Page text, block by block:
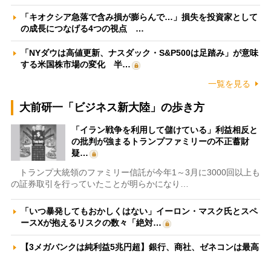
「キオクシア急落で含み損が膨らんで…」損失を投資家として
の成長につなげる4つの視点 …
「NYダウは高値更新、ナスダック・S&P500は足踏み」が意味
する米国株市場の変化 半…
一覧を見る
大前研一「ビジネス新大陸」の歩き方
「イラン戦争を利用して儲けている」利益相反と
の批判が強まるトランプファミリーの不正蓄財
疑…
トランプ大統領のファミリー信託が今年1～3月に3000回以上も
の証券取引を行っていたことが明らかになり…
「いつ暴発してもおかしくはない」イーロン・マスク氏とスペ
ースXが抱えるリスクの数々「絶対…
【3メガバンクは純利益5兆円超】銀行、商社、ゼネコンは最高